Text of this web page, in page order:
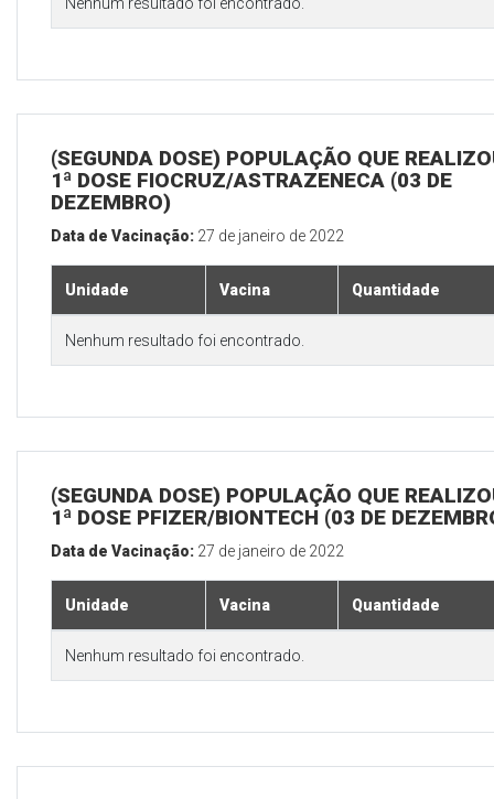
(SEGUNDA DOSE) POPULAÇÃO QUE
1ª DOSE FIOCRUZ/ASTRAZENECA (03 DE
DEZEMBRO)
Data de Vacinação: 27 de janeiro de 2022
Unidade Vacina Quantidade
Nenhum resultado foi encontrado.
(SEGUNDA DOSE) POPULAÇÃO QUE
1ª DOSE PFIZER/BIONTECH (03 DE
Data de Vacinação: 27 de janeiro de 2022
Unidade Vacina Quantidade
Nenhum resultado foi encontrado.